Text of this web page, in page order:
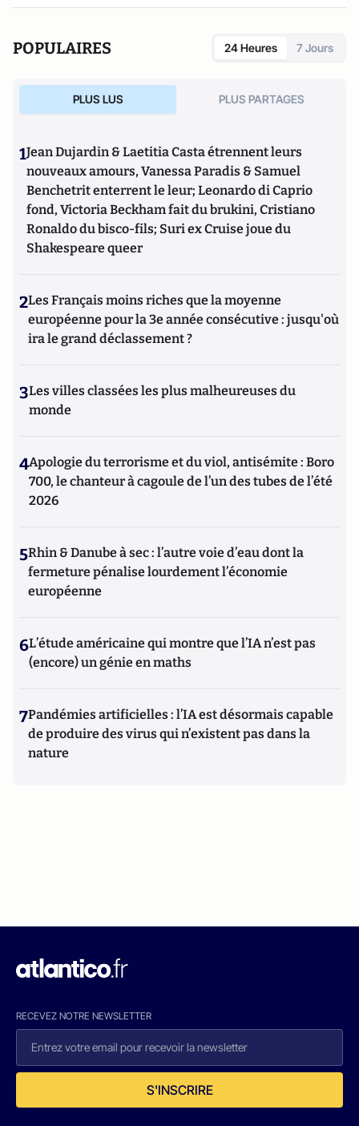
POPULAIRES 24 Heures 7 Jours
PLUS LUS PLUS PARTAGES
1Jean Dujardin & Laetitia Casta étrennent leurs
nouveaux amours, Vanessa Paradis & Samuel
Benchetrit enterrent le leur; Leonardo di Caprio
fond, Victoria Beckham fait du brukini, Cristiano
Ronaldo du bisco-fils; Suri ex Cruise joue du
Shakespeare queer
2Les Français moins riches que la moyenne
européenne pour la 3e année consécutive : jusqu'où
ira le grand déclassement ?
3Les villes classées les plus malheureuses du
monde
4Apologie du terrorisme et du viol, antisémite : Boro
700, le chanteur à cagoule de l’un des tubes de l’été
2026
5Rhin & Danube à sec : l’autre voie d’eau dont la
fermeture pénalise lourdement l’économie
européenne
6L’étude américaine qui montre que l’IA n’est pas
(encore) un génie en maths
7Pandémies artificielles : l’IA est désormais capable
de produire des virus qui n’existent pas dans la
nature
RECEVEZ NOTRE NEWSLETTER
S'INSCRIRE